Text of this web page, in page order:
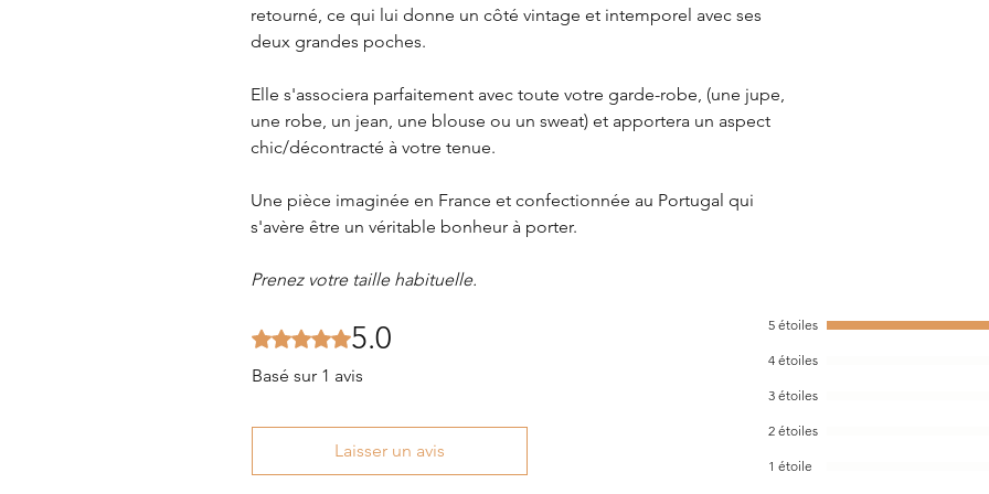
retourné, ce qui lui donne un côté vintage et intemporel avec ses
deux grandes poches.
Elle s'associera parfaitement avec toute votre garde-robe, (une jupe,
une robe, un jean, une blouse ou un sweat) et apportera un aspect
chic/décontracté à votre tenue.
Une pièce imaginée en France et confectionnée au Portugal qui
s'avère être un véritable bonheur à porter.
Prenez votre taille habituelle.
Noté 5 sur 5.5.0
Basé sur 1 avis
Laisser un avis
5 étoiles
4 étoiles
3 étoiles
2 étoiles
1 étoile